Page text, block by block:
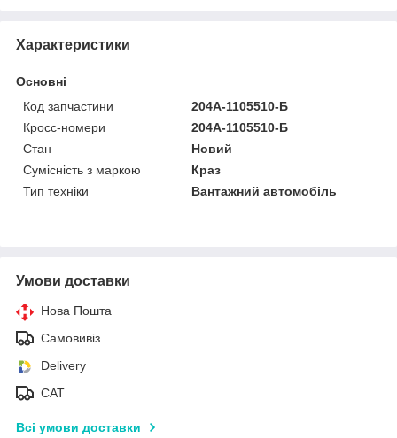
Характеристики
Основні
Код запчастини
204А-1105510-Б
Кросс-номери
204А-1105510-Б
Стан
Новий
Сумісність з маркою
Краз
Тип техніки
Вантажний автомобіль
Умови доставки
Нова Пошта
Самовивіз
Delivery
САТ
Всі умови доставки